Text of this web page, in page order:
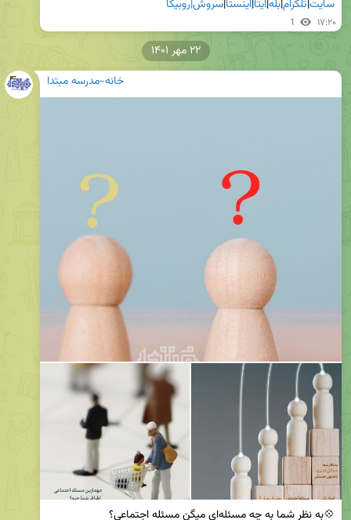
سایت|تلگرام|بله|ایتا|اینستا|سروش|روبیکا
1 ۱۷:۲۰
خانه-مدرسه مبتدا
۲۲ مهر ۱۴۰۱